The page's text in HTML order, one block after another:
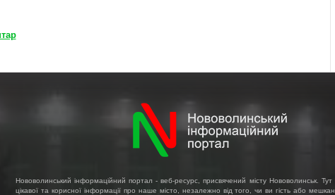
Нововолинський інформаційний портал - веб-ресурс, присвячений місту Нововолинськ.
цікавої та корисної інформації про наше місто, незалежно від того, чи ви гість або